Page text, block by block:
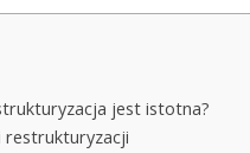
jest istotna?
restrukturyzacji